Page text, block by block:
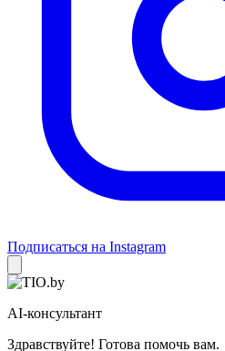
Подписаться на Instagram
AI-консультант
Здравствуйте! Готова помочь вам.